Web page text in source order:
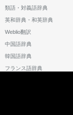
類語・対義語辞典
英和辞典・和英辞典
Weblio翻訳
中国語辞典
韓国語辞典
フランス語辞典